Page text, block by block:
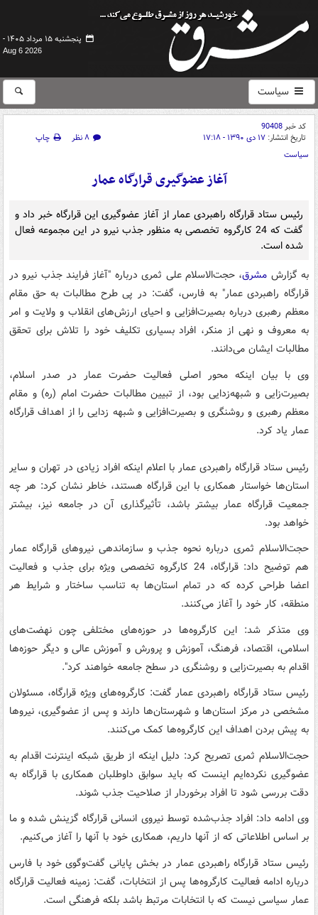
پنجشنبه ۱۵ مرداد ۱۴۰۵ -
Aug 6 2026
سیاست
کد خبر90408
تاریخ انتشار: ۱۷ دی ۱۳۹۰ - ۱۷:۱۸ ۸ نظر
چاپ
سیاست
آغاز عضوگیری قرارگاه عمار
رئیس ستاد قرارگاه راهبردی عمار از آغاز عضوگیری این قرارگاه خبر داد و
گفت که 24 کارگروه تخصصی به منظور جذب نیرو در این مجموعه فعال
شده است.
به گزارش مشرق، حجت‌الاسلام علی ثمری درباره "آغاز فرایند جذب نیرو در
قرارگاه راهبردی عمار" به فارس، گفت: در پی طرح مطالبات به حق مقام
معظم رهبری درباره بصیرت‌افزایی و احیای ارزش‌های انقلاب و ولایت و امر
به معروف و نهی از منکر، افراد بسیاری تکلیف خود را تلاش برای تحقق
مطالبات ایشان می‌دانند.
وی با بیان اینکه محور اصلی فعالیت حضرت عمار در صدر اسلام،
بصیرت‌زایی و شبهه‌زدایی بود، از تبیین مطالبات حضرت امام (ره) و مقام
معظم رهبری و روشنگری و بصیرت‌افزایی و شبهه زدایی را از اهداف قرارگاه
عمار یاد کرد.
رئیس ستاد قرارگاه راهبردی عمار با اعلام اینکه افراد زیادی در تهران و سایر
استان‌ها خواستار همکاری با این قرارگاه هستند، خاطر نشان کرد: هر چه
جمعیت قرارگاه عمار بیشتر باشد، تأثیرگذاری آن در جامعه نیز، بیشتر
خواهد بود.
حجت‌الاسلام ثمری درباره نحوه جذب و سازماندهی نیروهای قرارگاه عمار
هم توضیح داد: قرارگاه، 24 کارگروه تخصصی ویژه برای جذب و فعالیت
اعضا طراحی کرده که در تمام استان‌ها به تناسب ساختار و شرایط هر
منطقه، کار خود را آغاز می‌کنند.
وی متذکر شد: این کارگروه‌ها در حوزه‌‌های مختلفی چون نهضت‌های
اسلامی، اقتصاد، فرهنگ، آموزش‌ و پرورش و آموزش عالی و دیگر حوزه‌ها
اقدام به بصیرت‌زایی و روشنگری در سطح جامعه خواهند کرد".
رئیس ستاد قرارگاه راهبردی عمار گفت: کارگروه‌های ویژه قرارگاه، مسئولان
مشخصی در مرکز استان‌ها و شهرستان‌ها دارند و پس از عضوگیری، نیروها
به پیش بردن اهداف این کارگروه‌ها کمک می‌کنند.
حجت‌الاسلام ثمری تصریح کرد: دلیل اینکه از طریق شبکه اینترنت اقدام به
عضوگیری نکرده‌ایم اینست که باید سوابق داوطلبان همکاری با قرارگاه به
دقت بررسی شود‌ تا افراد برخوردار از صلاحیت جذب شوند.
وی ادامه داد: افراد جذب‌شده توسط نیروی انسانی قرارگاه گزینش شده و ما
بر اساس اطلاعاتی که از آنها داریم، همکاری خود با آنها را آغاز می‌کنیم.
رئیس ستاد قرارگاه راهبردی عمار در بخش پایانی گفت‌وگوی خود با فارس
درباره ادامه فعالیت کارگروه‌ها پس از انتخابات، گفت: زمینه فعالیت قرارگاه
عمار سیاسی نیست که با انتخابات مرتبط باشد بلکه فرهنگی است.